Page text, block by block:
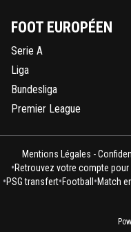
FOOT EUROPÉEN
Serie A
Liga
Bundesliga
Premier League
Mentions Légales -
•Retrouvez votre compte
•PSG transfert•Football •Match